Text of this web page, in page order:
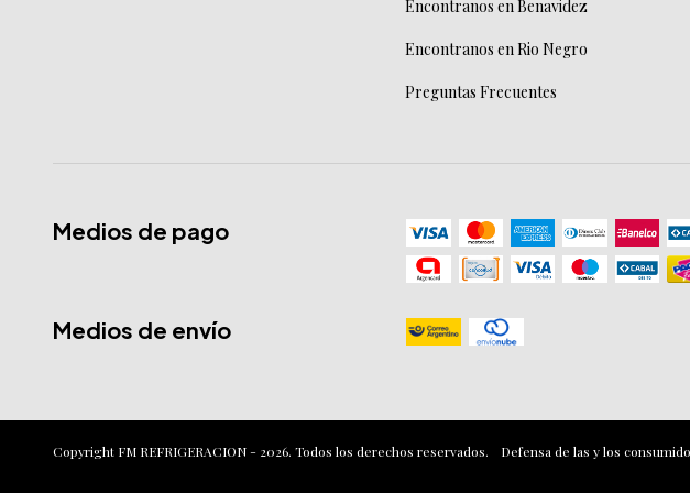
Encontranos en Benavidez
Encontranos en Rio Negro
Preguntas Frecuentes
Medios de pago
Medios de envío
Copyright FM REFRIGERACION - 2026. Todos los derechos reservados. Defensa de las y los